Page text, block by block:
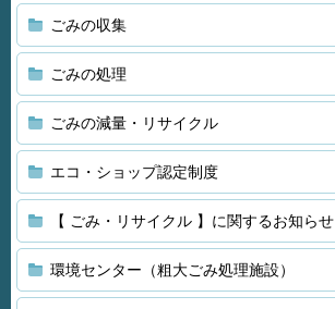
ごみの収集
ごみの処理
ごみの減量・リサイクル
エコ・ショップ認定制度
【 ごみ・リサイクル 】に関するお知らせ
環境センター（粗大ごみ処理施設）